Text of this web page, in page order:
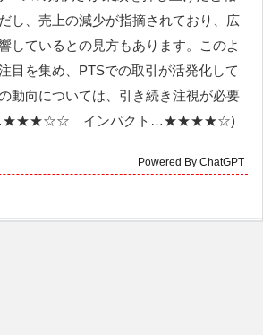
し、売上の減少が指摘されており、広
しているとの見方もあります。このよ
目を集め、PTSでの取引が活発化して
動向については、引き続き注視が必要
…★★★☆☆ インパクト…★★★★☆)
Powered By ChatGPT